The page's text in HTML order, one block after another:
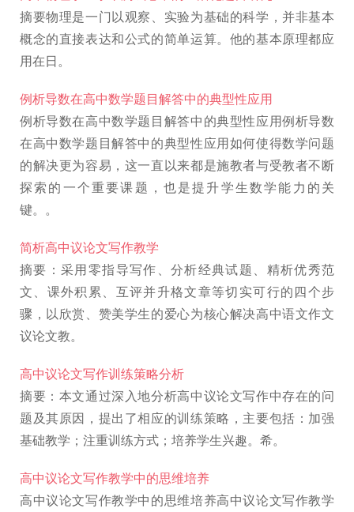
摘要物理是一门以观察、实验为基础的科学，并非基本
概念的直接表达和公式的简单运算。他的基本原理都应
用在日。
例析导数在高中数学题目解答中的典型性应用
例析导数在高中数学题目解答中的典型性应用例析导数
在高中数学题目解答中的典型性应用如何使得数学问题
的解决更为容易，这一直以来都是施教者与受教者不断
探索的一个重要课题，也是提升学生数学能力的关
键。。
简析高中议论文写作教学
摘要：采用零指导写作、分析经典试题、精析优秀范
文、课外积累、互评并升格文章等切实可行的四个步
骤，以欣赏、赞美学生的爱心为核心解决高中语文作文
议论文教。
高中议论文写作训练策略分析
摘要：本文通过深入地分析高中议论文写作中存在的问
题及其原因，提出了相应的训练策略，主要包括：加强
基础教学；注重训练方式；培养学生兴趣。希。
高中议论文写作教学中的思维培养
高中议论文写作教学中的思维培养高中议论文写作教学